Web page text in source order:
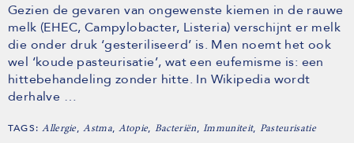
Gezien de gevaren van ongewenste kiemen in de rauwe
melk (EHEC, Campylobacter, Listeria) verschijnt er melk
die onder druk ‘gesteriliseerd’ is. Men noemt het ook
wel ‘koude pasteurisatie’, wat een eufemisme is: een
hittebehandeling zonder hitte. In Wikipedia wordt
derhalve …
TAGS:Allergie,Astma,Atopie, Bacteriën, Immuniteit, Pasteurisatie